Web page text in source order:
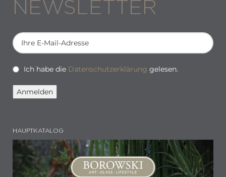
NEWSLETTER
Ich habe die Datenschutzerklärung gelesen.
HAUPTKATALOG